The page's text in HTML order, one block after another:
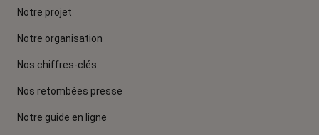
Notre projet
Notre organisation
Nos chiffres-clés
Nos retombées presse
Notre guide en ligne